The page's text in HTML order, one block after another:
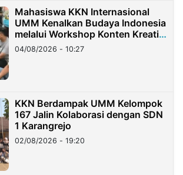
Mahasiswa KKN Internasional
UMM Kenalkan Budaya Indonesia
melalui Workshop Konten Kreatif
di Taiwan
04/08/2026 - 10:27
KKN Berdampak UMM Kelompok
167 Jalin Kolaborasi dengan SDN
1 Karangrejo
02/08/2026 - 19:20